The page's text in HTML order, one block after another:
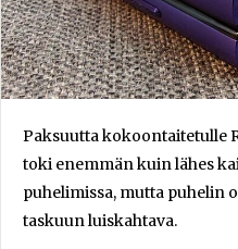
Paksuutta kokoontaitetulle
toki enemmän kuin lähes
puhelimissa, mutta puhelin
taskuun luiskahtava.